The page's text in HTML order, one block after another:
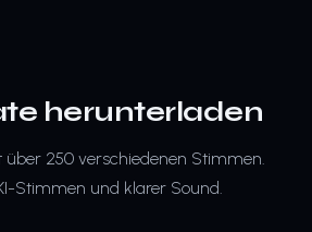
herunterladen
über 250 verschiedenen Stimmen.
Stimmen und klarer Sound.